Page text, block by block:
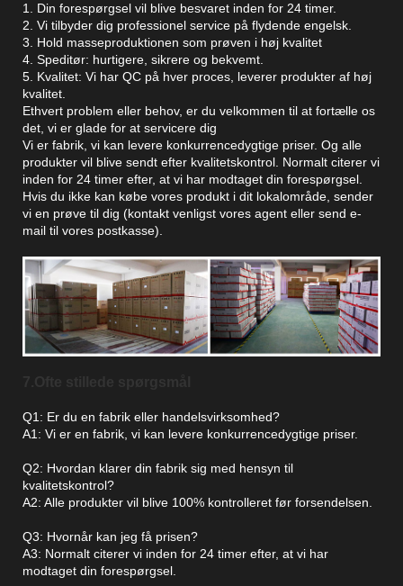
1. Din forespørgsel vil blive besvaret inden for 24 timer.
2. Vi tilbyder dig professionel service på flydende engelsk.
3. Hold masseproduktionen som prøven i høj kvalitet
4. Speditør: hurtigere, sikrere og bekvemt.
5. Kvalitet: Vi har QC på hver proces, leverer produkter af høj
kvalitet.
Ethvert problem eller behov, er du velkommen til at fortælle os
det, vi er glade for at servicere dig
Vi er fabrik, vi kan levere konkurrencedygtige priser. Og alle
produkter vil blive sendt efter kvalitetskontrol. Normalt citerer vi
inden for 24 timer efter, at vi har modtaget din forespørgsel.
Hvis du ikke kan købe vores produkt i dit lokalområde, sender
vi en prøve til dig (kontakt venligst vores agent eller send e-
mail til vores postkasse).
Q1: Er du en fabrik eller handelsvirksomhed?
A1: Vi er en fabrik, vi kan levere konkurrencedygtige priser.
Q2: Hvordan klarer din fabrik sig med hensyn til
kvalitetskontrol?
A2: Alle produkter vil blive 100% kontrolleret før forsendelsen.
Q3: Hvornår kan jeg få prisen?
A3: Normalt citerer vi inden for 24 timer efter, at vi har
modtaget din forespørgsel.